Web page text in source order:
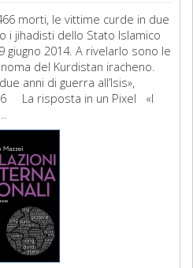
morti, le vittime curde in due
i jihadisti dello Stato Islamico
giugno 2014. A rivelarlo sono le
del Kurdistan iracheno.
anni di guerra all’Isis»,
La risposta in un Pixel «I